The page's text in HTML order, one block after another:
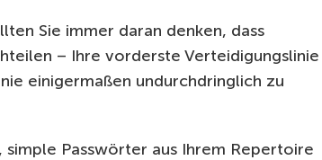
Sie immer daran denken, dass
– Ihre vorderste Verteidigungslinie
einigermaßen undurchdringlich zu
Passwörter aus Ihrem Repertoire